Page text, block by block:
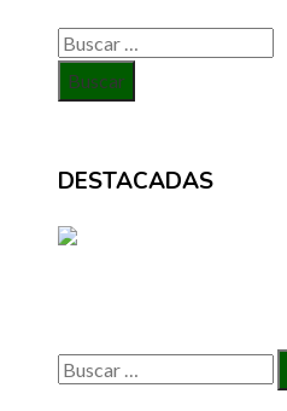
Buscar:
DESTACADAS
Buscar: